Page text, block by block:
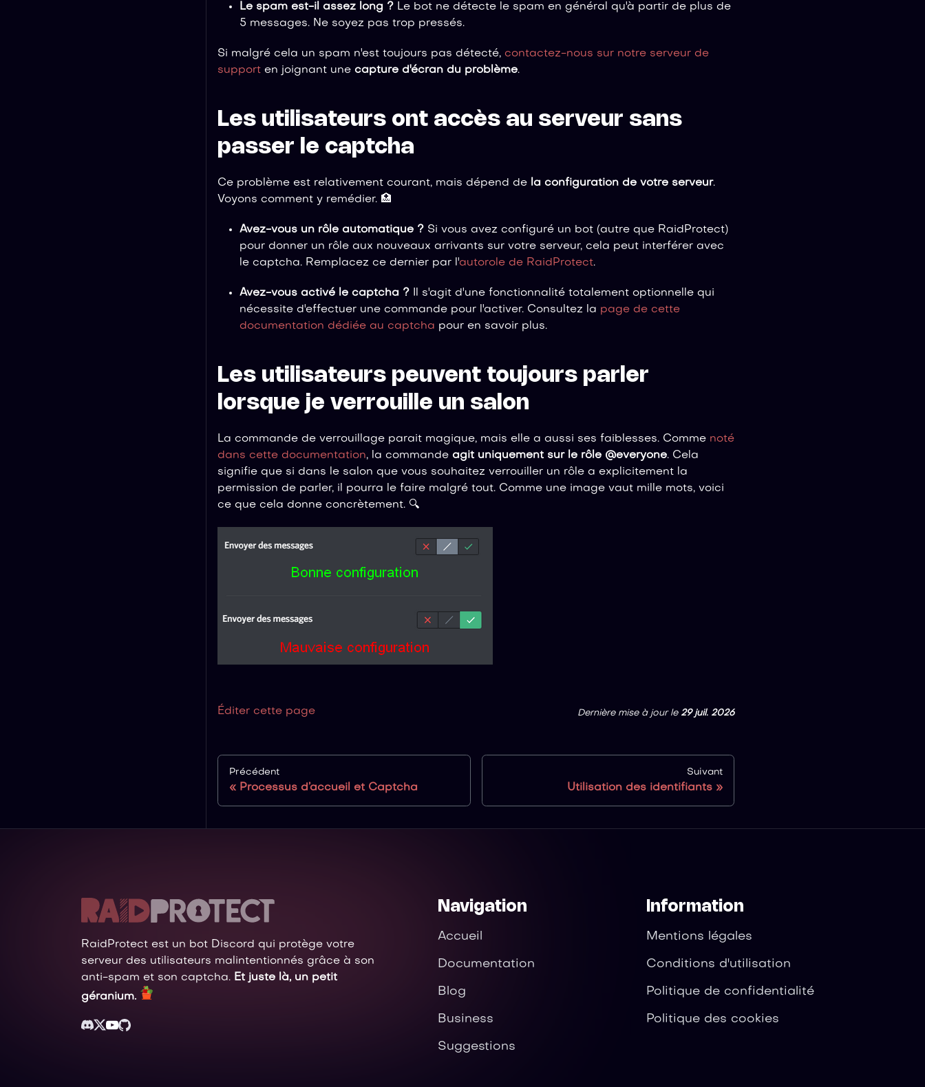
Le spam est-il assez long ? Le bot ne détecte le spam en général qu'à partir de plus de
5 messages. Ne soyez pas trop pressés.
Si malgré cela un spam n'est toujours pas détecté, contactez-nous sur notre serveur de
support en joignant une capture d'écran du problème.
Les utilisateurs ont accès au serveur sans
passer le captcha
Ce problème est relativement courant, mais dépend de la configuration de votre serveur.
Voyons comment y remédier. 🏥
Avez-vous un rôle automatique ? Si vous avez configuré un bot (autre que RaidProtect)
pour donner un rôle aux nouveaux arrivants sur votre serveur, cela peut interférer avec
le captcha. Remplacez ce dernier par l'autorole de RaidProtect.
Avez-vous activé le captcha ? Il s'agit d'une fonctionnalité totalement optionnelle qui
nécessite d'effectuer une commande pour l'activer. Consultez la page de cette
documentation dédiée au captcha pour en savoir plus.
Les utilisateurs peuvent toujours parler
lorsque je verrouille un salon
La commande de verrouillage parait magique, mais elle a aussi ses faiblesses. Comme noté
dans cette documentation, la commande agit uniquement sur le rôle @everyone. Cela
signifie que si dans le salon que vous souhaitez verrouiller un rôle a explicitement la
permission de parler, il pourra le faire malgré tout. Comme une image vaut mille mots, voici
ce que cela donne concrètement. 🔍
Éditer cette page Dernière mise à jourle 29 juil. 2026
Précédent
Processus d’accueil et Captcha
Suivant
Utilisation des identifiants
RaidProtect est un bot Discord qui protège votre
serveur des utilisateurs malintentionnés grâce à son
anti-spam et son captcha. Et juste là, un petit
géranium.
Navigation
Accueil
Documentation
Blog
Business
Suggestions
Information
Mentions légales
Conditions d'utilisation
Politique de confidentialité
Politique des cookies